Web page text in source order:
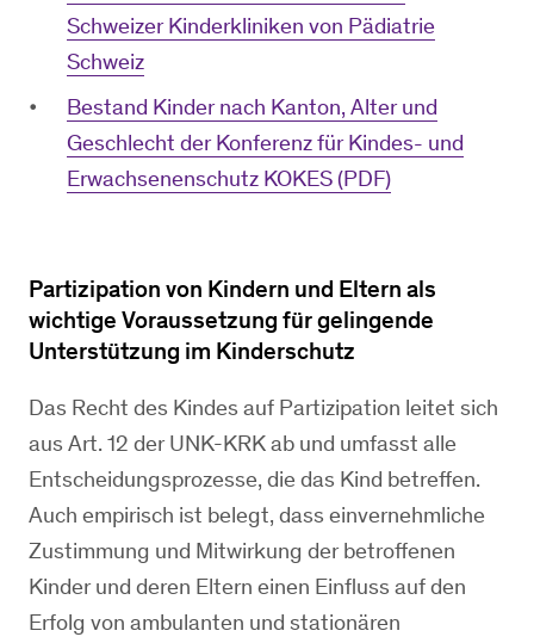
Schweizer Kinderkliniken von Pädiatrie
Schweiz
Bestand Kinder nach Kanton, Alter und
Geschlecht der Konferenz für Kindes- und
Erwachsenenschutz KOKES (PDF)
Partizipation von Kindern und Eltern als
wichtige Voraussetzung für gelingende
Unterstützung im Kinderschutz
Das Recht des Kindes auf Partizipation leitet sich
aus Art. 12 der UNK-KRK ab und umfasst alle
Entscheidungsprozesse, die das Kind betreffen.
Auch empirisch ist belegt, dass einvernehmliche
Zustimmung und Mitwirkung der betroffenen
Kinder und deren Eltern einen Einfluss auf den
Erfolg von ambulanten und stationären